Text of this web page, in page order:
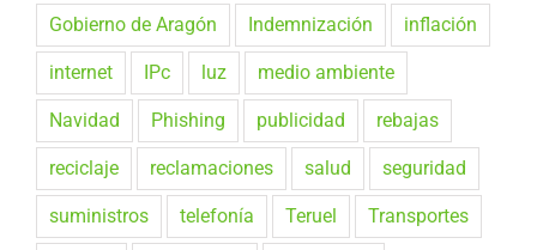
Gobierno de Aragón Indemnización inflación
internet IPc luz medio ambiente
Navidad Phishing publicidad rebajas
reciclaje reclamaciones salud seguridad
suministros telefonía Teruel Transportes